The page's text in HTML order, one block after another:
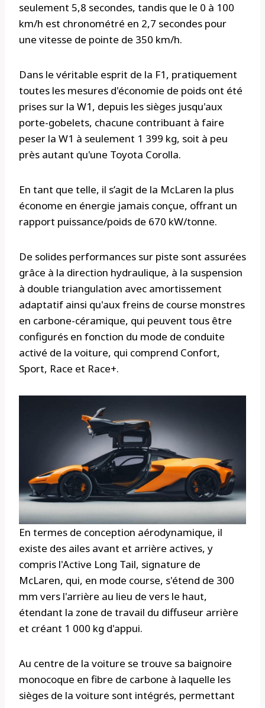
seulement 5,8 secondes, tandis que le 0 à 100
km/h est chronométré en 2,7 secondes pour
une vitesse de pointe de 350 km/h.
Dans le véritable esprit de la F1, pratiquement
toutes les mesures d'économie de poids ont été
prises sur la W1, depuis les sièges jusqu'aux
porte-gobelets, chacune contribuant à faire
peser la W1 à seulement 1 399 kg, soit à peu
près autant qu'une Toyota Corolla.
En tant que telle, il s’agit de la McLaren la plus
économe en énergie jamais conçue, offrant un
rapport puissance/poids de 670 kW/tonne.
De solides performances sur piste sont assurées
grâce à la direction hydraulique, à la suspension
à double triangulation avec amortissement
adaptatif ainsi qu'aux freins de course monstres
en carbone-céramique, qui peuvent tous être
configurés en fonction du mode de conduite
activé de la voiture, qui comprend Confort,
Sport, Race et Race+.
En termes de conception aérodynamique, il
existe des ailes avant et arrière actives, y
compris l'Active Long Tail, signature de
McLaren, qui, en mode course, s'étend de 300
mm vers l'arrière au lieu de vers le haut,
étendant la zone de travail du diffuseur arrière
et créant 1 000 kg d'appui.
Au centre de la voiture se trouve sa baignoire
monocoque en fibre de carbone à laquelle les
sièges de la voiture sont intégrés, permettant